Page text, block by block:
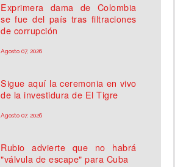
Exprimera dama de Colombia
se fue del país tras filtraciones
de corrupción
Agosto 07, 2026
Sigue aquí la ceremonia en vivo
de la investidura de El Tigre
Agosto 07, 2026
Rubio advierte que no habrá
"válvula de escape" para Cuba